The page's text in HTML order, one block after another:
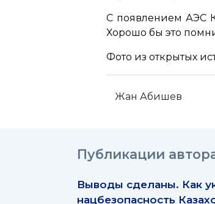
С появлением АЭС
Хорошо бы это
Фото из открытых
Жан Абишев
Публикации
Выводы сделаны. Как
нацбезопасность